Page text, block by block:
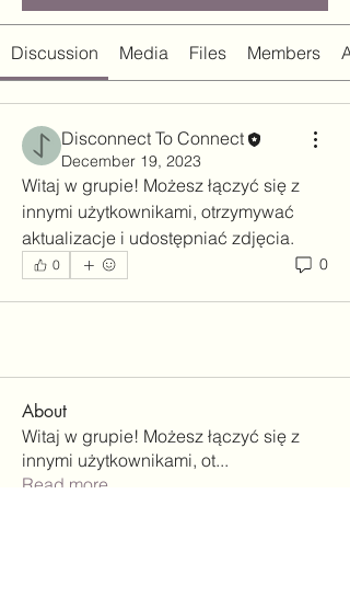
Discussion Media Files Members
Disconnect To Connect
December 19, 2023
Witaj w grupie! Możesz łączyć się z
innymi użytkownikami, otrzymywać
aktualizacje i udostępniać zdjęcia.
0 0
About
Witaj w grupie! Możesz łączyć się z
innymi użytkownikami, ot...
Read more